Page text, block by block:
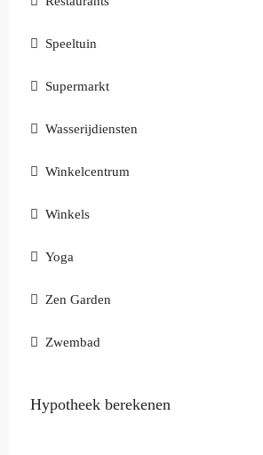
Speeltuin
Supermarkt
Wasserijdiensten
Winkelcentrum
Winkels
Yoga
Zen Garden
Zwembad
Hypotheek berekenen